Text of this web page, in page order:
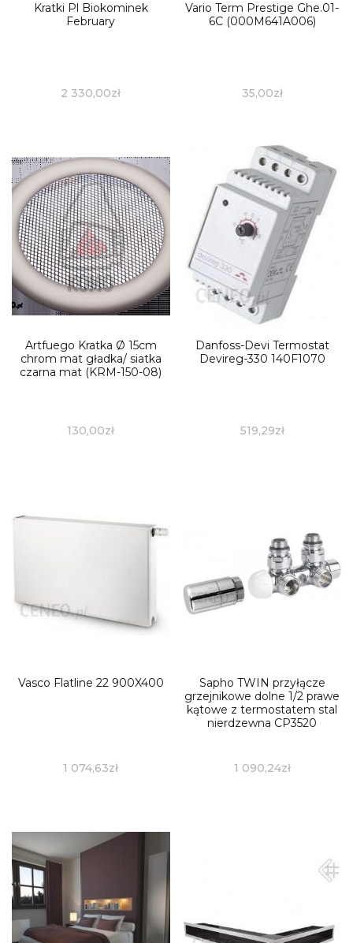
Kratki Pl Biokominek
February
2 330,00zł
Vario Term Prestige Ghe.01-
6C (000M641A006)
35,00zł
Artfuego Kratka Ø 15cm
chrom mat gładka/ siatka
czarna mat (KRM-150-08)
130,00zł
Danfoss-Devi Termostat
Devireg-330 140F1070
519,29zł
Vasco Flatline 22 900X400
1 074,63zł
Sapho TWIN przyłącze
grzejnikowe dolne 1/2 prawe
kątowe z termostatem stal
nierdzewna CP3520
1 090,24zł